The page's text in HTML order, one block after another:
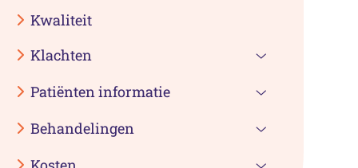
Kwaliteit
Klachten
submenu
Patiënten informatie
informatie
Behandelingen